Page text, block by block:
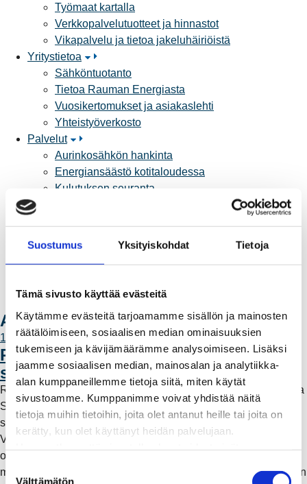
Suostumus Yksityiskohdat Tietoja
Tämä sivusto käyttää evästeitä
Käytämme evästeitä tarjoamamme sisällön ja mainosten
räätälöimiseen, sosiaalisen median ominaisuuksien
tukemiseen ja kävijämäärämme analysoimiseen. Lisäksi
jaamme sosiaalisen median, mainosalan ja analytiikka-
alan kumppaneillemme tietoja siitä, miten käytät
sivustoamme. Kumppanimme voivat yhdistää näitä
tietoja muihin tietoihin, joita olet antanut heille tai joita on
kerätty, kun olet käyttänyt heidän palvelujaan.
S
Välttämätön
Työmaat kartalla
Verkkopalvelutuotteet ja hinnastot
Vikapalvelu ja tietoa jakeluhäiriöistä
Yritystietoa
Sähköntuotanto
Tietoa Rauman Energiasta
Vuosikertomukset ja asiakaslehti
Yhteistyöverkosto
Palvelut
Aurinkosähkön hankinta
Energiansäästö kotitaloudessa
Kulutuksen seuranta
Valtakirja ja asiointi toisen puolesta
Ota yhteyttä
Ajankohtaista
11.6.2026 12:00
Rauman Energia vahvistaa rooliaan
sähköntuotannossa
Rauman Energia on ostanut lisää osuuksia sähköntuotannosta
Suomessa ja Pohjoismaissa, kun Kokemäen Sähkö Oy myi
sähköntuotanto-osuutensa Rauman Energia Oy:lle.
Vappuaattona toteutunut kauppa parantaa yhtiön
omavaraisuutta ja lisää päästötöntä sähköntuotantoa. Mutta
mitä tämä tarkoittaa käytännössä – ja miksi sähköntuotantoa on